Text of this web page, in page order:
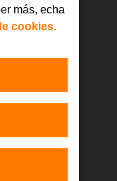
y tienes
más, echa
cookies.